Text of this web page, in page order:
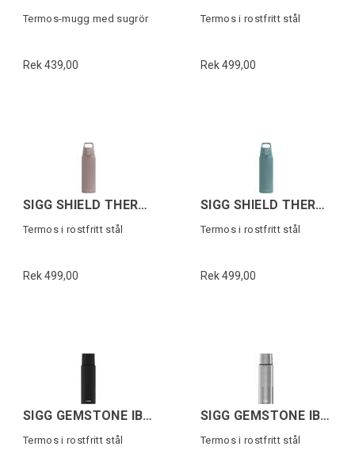
Termos-mugg med sugrör
Rek 439,00
Termos i rostfritt stål
Rek 499,00
SIGG SHIELD THERM ONE Dusk 0,75L
Termos i rostfritt stål
Rek 499,00
SIGG SHIELD THERM ONE Morning Blue 0,75L
Termos i rostfritt stål
Rek 499,00
SIGG GEMSTONE IBT Svart 1,1L
Termos i rostfritt stål
SIGG GEMSTONE IBT Grå 1,1L
Termos i rostfritt stål